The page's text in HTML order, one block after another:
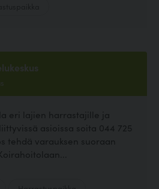
eri lajien harrastajille ja
asioissa soita 044 725
tehdä varauksen suoraan